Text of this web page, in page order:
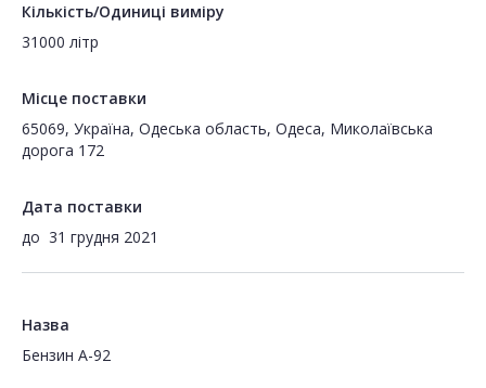
Кількість/Одиниці виміру
31000 літр
Місце поставки
65069, Україна, Одеська область, Одеса, Миколаївська
дорога 172
Дата поставки
до 31 грудня 2021
Назва
Бензин А-92